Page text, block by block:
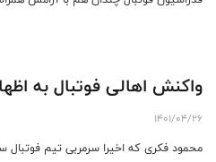
واکنش اهالی فوتبال به
1401/04/26
محمود فکری که اخیرا سرمربی تیم فوتبال